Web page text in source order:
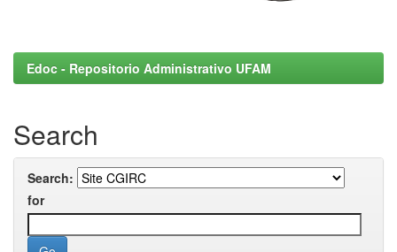
Edoc - Repositorio Administrativo UFAM
Search
Search:
for